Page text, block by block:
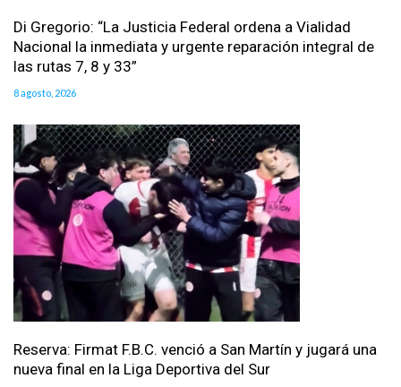
Di Gregorio: “La Justicia Federal ordena a Vialidad
Nacional la inmediata y urgente reparación integral de
las rutas 7, 8 y 33”
8 agosto, 2026
Reserva: Firmat F.B.C. venció a San Martín y jugará una
nueva final en la Liga Deportiva del Sur